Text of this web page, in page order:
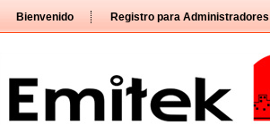
directamente
Bienvenido Registro para Administradores